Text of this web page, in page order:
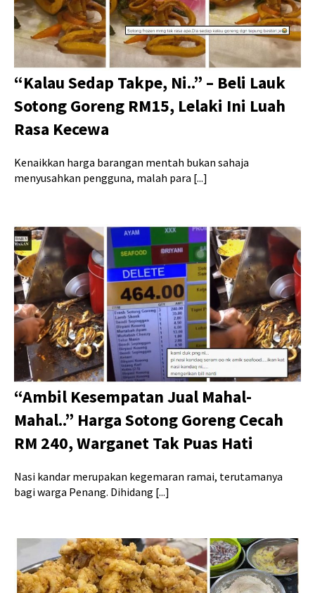
“Kalau Sedap Takpe, Ni..” – Beli Lauk
Sotong Goreng RM15, Lelaki Ini Luah
Rasa Kecewa
Kenaikkan harga barangan mentah bukan sahaja
menyusahkan pengguna, malah para [...]
“Ambil Kesempatan Jual Mahal-
Mahal..” Harga Sotong Goreng Cecah
RM 240, Warganet Tak Puas Hati
Nasi kandar merupakan kegemaran ramai, terutamanya
bagi warga Penang. Dihidang [...]